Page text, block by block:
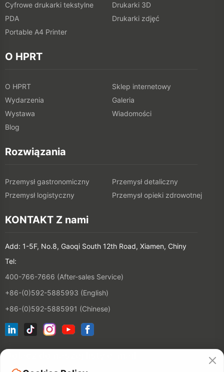
Cyfrowe drukarki tekstylne
Drukarki 3D
PDA
Drukarki zdjęć
Portable A4 Printer
O HPRT
O HPRT
Sklep internetowy
Wydarzenia
Galeria
Wystawa
Wiadomości
Blog
Rozwiązania
Przemysł gastronomiczny
Przemysł detaliczny
Przemysł logistyczny
Przemysł opieki zdrowotnej
KONTAKT Z nami
Add: 1-5F, No.8, Gaoqi South 12th Road, Xiamen, Chiny
Tel:
400-766-7666 (After-sales Service)
+86-(0)592-5885993 (English)
+86-(0)592-5885991 (Chinese)